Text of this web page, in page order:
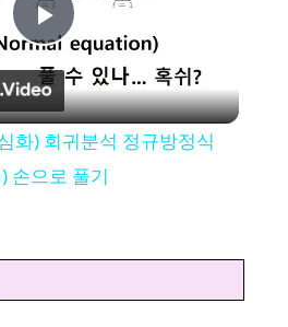
P
l
a
V
화) 회귀분석 정규방정식
으로 풀기